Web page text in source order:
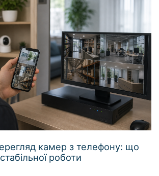
камер з телефону: що
роботи